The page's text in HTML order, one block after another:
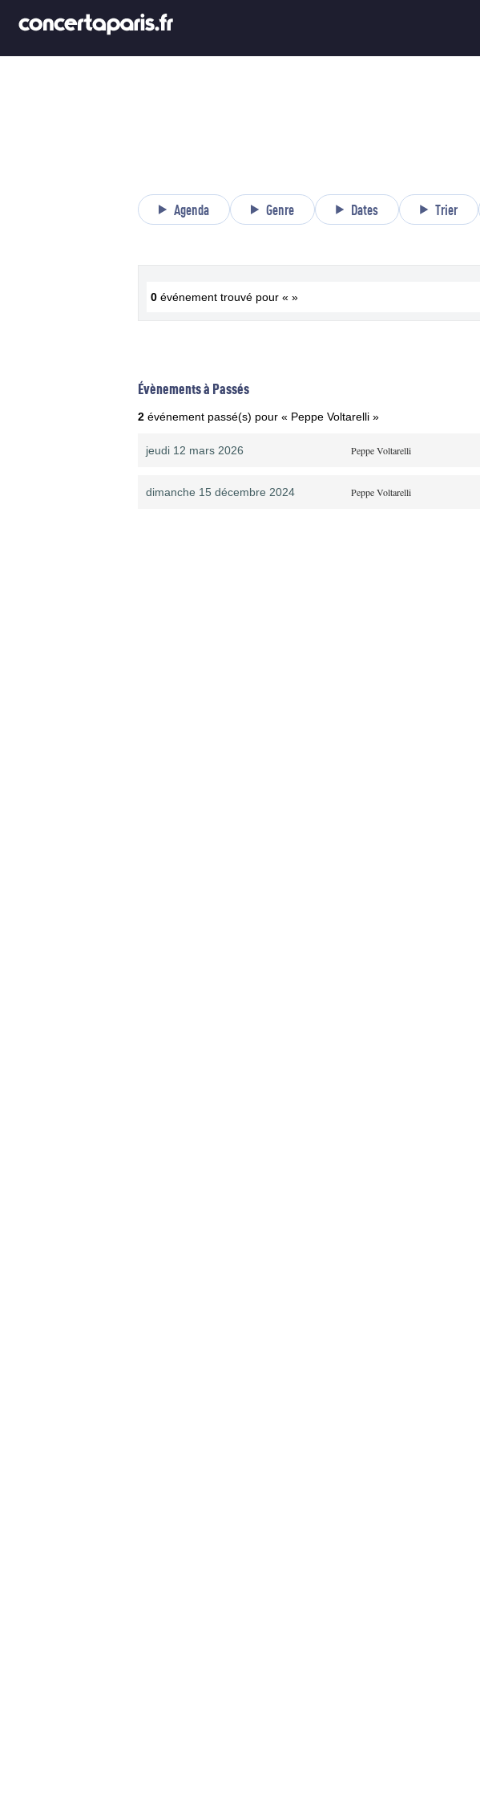
Agenda Genre Dates Trier
0 événement trouvé pour « »
Évènements à Passés
2 événement passé(s) pour « Peppe Voltarelli »
jeudi 12 mars 2026 Peppe Voltarelli
dimanche 15 décembre 2024 Peppe Voltarelli